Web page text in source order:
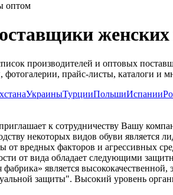
оптом
женских
производителей и оптовых
прайс-листы, каталоги и
УкраиныТурцииПольшиИспании
к сотрудничеству Вашу
некоторых видов обуви
от вредных факторов и агрессивных
от вида обладает следующими
является
защиты". Высокий уровень